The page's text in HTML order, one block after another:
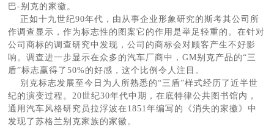
巴-别克的家徽。
正如十九世纪90年代，由从事企业形象研究的斯考其公司所
作调查显示，作为标志性的图案它的作用是举足轻重的。在针对
公司商标的调查研究中发现，公司的商标会对顾客产生不好影
响。调查进一步显示在众多的汽车厂商中，GM别克产品的“三
盾”标志赢得了50%的好感，这个比例令人注目。
别克标志发展至今日为人所熟悉的“三盾”样式经历了近半世
纪的演变过程。20世纪30年代中期，在底特律公共图书馆内，
通用汽车风格研究员拉浮波在1851年编写的《消失的家徽》中
发现了苏格兰别克家族的家徽。